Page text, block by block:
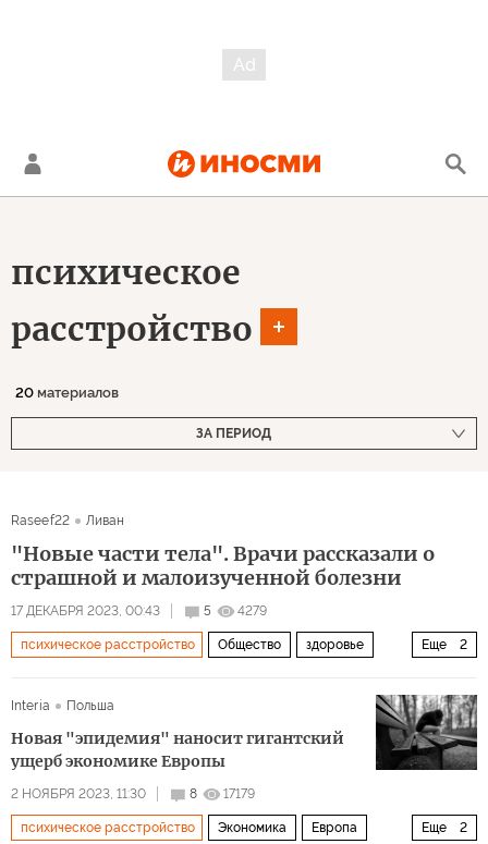
психическое
расстройство
20 материалов
ЗА ПЕРИОД
Raseef22 Ливан
"Новые части тела". Врачи рассказали о
страшной и малоизученной болезни
17 ДЕКАБРЯ 2023, 00:43 5 4279
Еще 2
психическое расстройство Общество здоровье
Interia
Польша
Новая "эпидемия" наносит гигантский
ущерб экономике Европы
2 НОЯБРЯ 2023, 11:30 8 17179
Еще 2
психическое расстройство Экономика Европа